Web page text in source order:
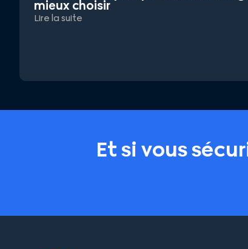
mieux choisir
Lire la suite
Et si vous